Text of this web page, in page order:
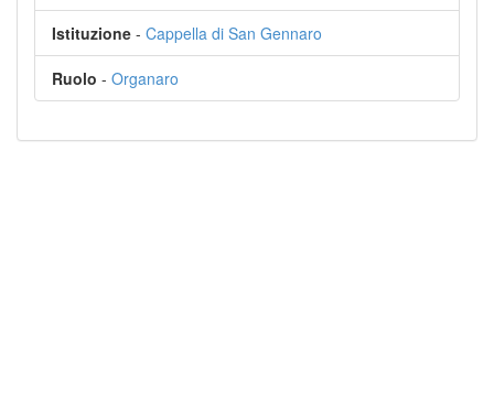
Istituzione - Cappella di San Gennaro
Ruolo - Organaro